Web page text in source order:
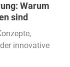
Warum
sind
innovative